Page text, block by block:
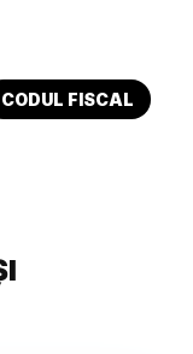
CODUL FISCAL